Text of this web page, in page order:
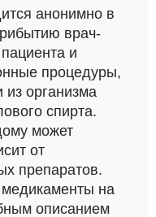
анонимно в
врач-
и
процедуры,
из организма
спирта.
может
от
препаратов.
медикаменты на
описанием